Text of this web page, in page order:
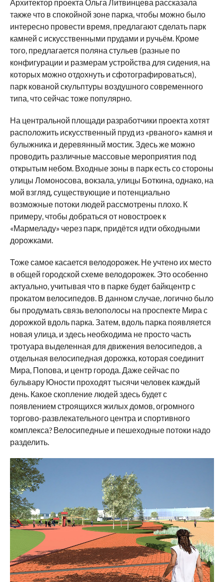
Архитектор проекта Ольга Литвинцева рассказала
также что в спокойной зоне парка, чтобы можно было
интересно провести время, предлагают сделать парк
камней с искусственными прудами и ручьём. Кроме
того, предлагается поляна стульев (разные по
конфигурации и размерам устройства для сидения, на
которых можно отдохнуть и сфотографироваться),
парк кованой скульптуры воздушного современного
типа, что сейчас тоже популярно.
На центральной площади разработчики проекта хотят
расположить искусственный пруд из «рваного» камня и
булыжника и деревянный мостик. Здесь же можно
проводить различные массовые мероприятия под
открытым небом. Входные зоны в парк есть со стороны
улицы Ломоносова, вокзала, улицы Боткина, однако, на
мой взгляд, существующие и потенциально
возможные потоки людей рассмотрены плохо. К
примеру, чтобы добраться от новостроек к
«Мармеладу» через парк, придётся идти обходными
дорожками.
Тоже самое касается велодорожек. Не учтено их место
в общей городской схеме велодорожек. Это особенно
актуально, учитывая что в парке будет байкцентр с
прокатом велосипедов. В данном случае, логично было
бы продумать связь велополосы на проспекте Мира с
дорожкой вдоль парка. Затем, вдоль парка появляется
новая улица, и здесь необходима не просто часть
тротуара выделенная для движения велосипедов, а
отдельная велосипедная дорожка, которая соединит
Мира, Попова, и центр города. Даже сейчас по
бульвару Юности проходят тысячи человек каждый
день. Какое скопление людей здесь будет с
появлением строящихся жилых домов, огромного
торгово-развлекательного центра и спортивного
комплекса? Велосипедные и пешеходные потоки надо
разделить.